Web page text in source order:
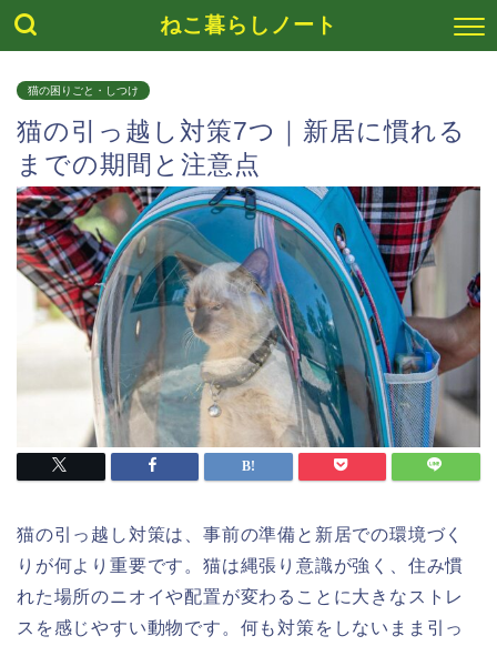
ねこ暮らしノート
猫の困りごと・しつけ
猫の引っ越し対策7つ｜新居に慣れる
までの期間と注意点
猫の引っ越し対策は、事前の準備と新居での環境づく
りが何より重要です。猫は縄張り意識が強く、住み慣
れた場所のニオイや配置が変わることに大きなストレ
スを感じやすい動物です。何も対策をしないまま引っ